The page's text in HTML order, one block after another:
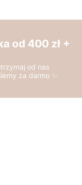
od 400 zł +
od nas
za darmo ✨